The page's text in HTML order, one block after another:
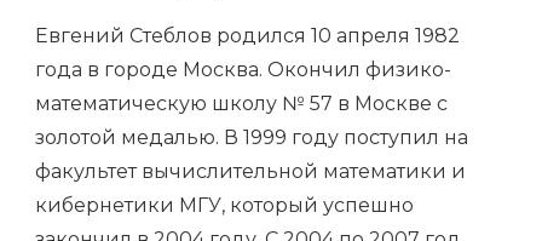
Евгений Стеблов родился 10 апреля 1982
года в городе Москва. Окончил физико-
математическую школу № 57 в Москве с
золотой медалью. В 1999 году поступил на
факультет вычислительной математики и
кибернетики МГУ, который успешно